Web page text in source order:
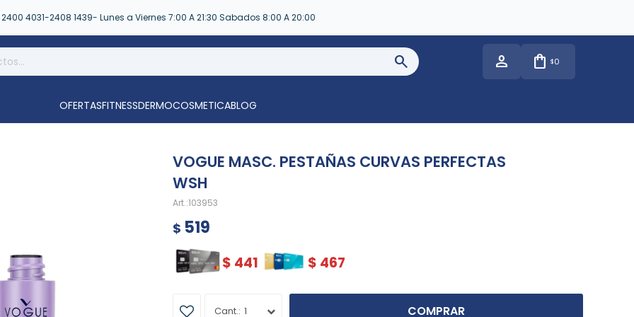
2400 4031-2408 1439- Lunes a Viernes 7:00 A 21:30 Sabados 8:00 A 20:00
$0
OFERTASFITNESSDERMOCOSMETICABLOG
VOGUE MASC. PESTAÑAS CURVAS PERFECTAS
WSH
103953
$ 519
$ 441 $ 467
1 COMPRAR